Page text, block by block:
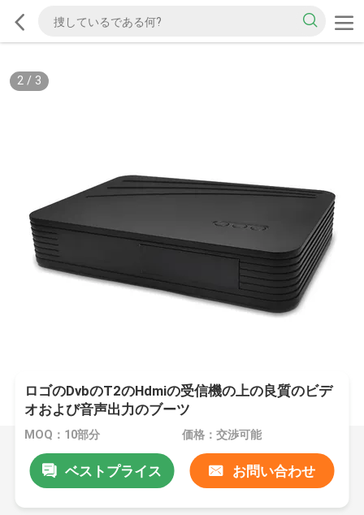
2/ 3
ロゴのDvbのT2のHdmiの受信機の上の良質のビデ
オおよび音声出力のブーツ
MOQ：10部分 価格：交渉可能
ベストプライス お問い合わせ